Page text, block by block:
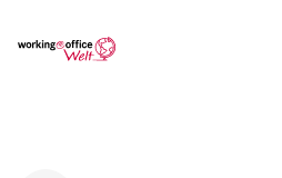
Go to landing page.